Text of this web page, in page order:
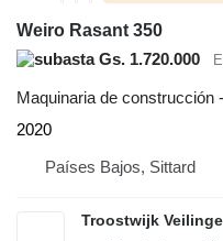
Weiro Rasant 350
Gs. 1.720.000
Maquinaria de construcción
2020
Países Bajos, Sittard
Troostwijk